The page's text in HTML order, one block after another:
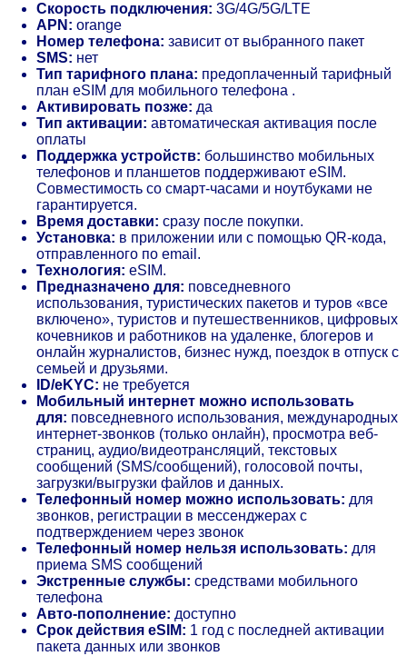
Скорость подключения: 3G/4G/5G/LTE
APN: orange
Номер телефона: зависит от выбранного пакет
SMS: нет
Тип тарифного плана: предоплаченный тарифный
план eSIM для мобильного телефона .
Активировать позже: да
Тип активации: автоматическая активация после
оплаты
Поддержка устройств: большинство мобильных
телефонов и планшетов поддерживают eSIM.
Совместимость со смарт-часами и ноутбуками не
гарантируется.
Время доставки: сразу после покупки.
Установка: в приложении или с помощью QR-кода,
отправленного по email.
Технология: eSIM.
Предназначено для: повседневного
использования, туристических пакетов и туров «все
включено», туристов и путешественников, цифровых
кочевников и работников на удаленке, блогеров и
онлайн журналистов, бизнес нужд, поездок в отпуск с
семьей и друзьями.
ID/eKYC: не требуется
Мобильный интернет можно использовать
для: повседневного использования, международных
интернет-звонков (только онлайн), просмотра веб-
страниц, аудио/видеотрансляций, текстовых
сообщений (SMS/сообщений), голосовой почты,
загрузки/выгрузки файлов и данных.
Телефонный номер можно использовать: для
звонков, регистрации в мессенджерах с
подтверждением через звонок
Телефонный номер нельзя использовать: для
приема SMS сообщений
Экстренные службы: средствами мобильного
телефона
Авто-пополнение: доступно
Срок действия eSIM: 1 год с последней активации
пакета данных или звонков